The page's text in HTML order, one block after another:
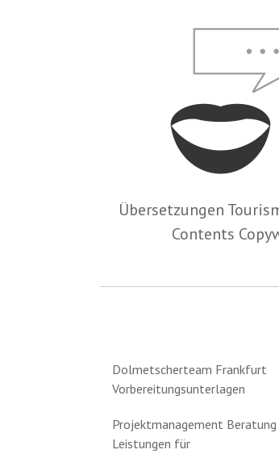
Übersetzungen
Contents
Dolmetscherteam Frankfurt
Vorbereitungsunterlagen
Projektmanagement Beratung
Leistungen für